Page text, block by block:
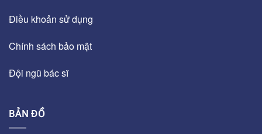
Điều khoản sử dụng
Chính sách bảo mật
Đội ngũ bác sĩ
BẢN ĐỒ